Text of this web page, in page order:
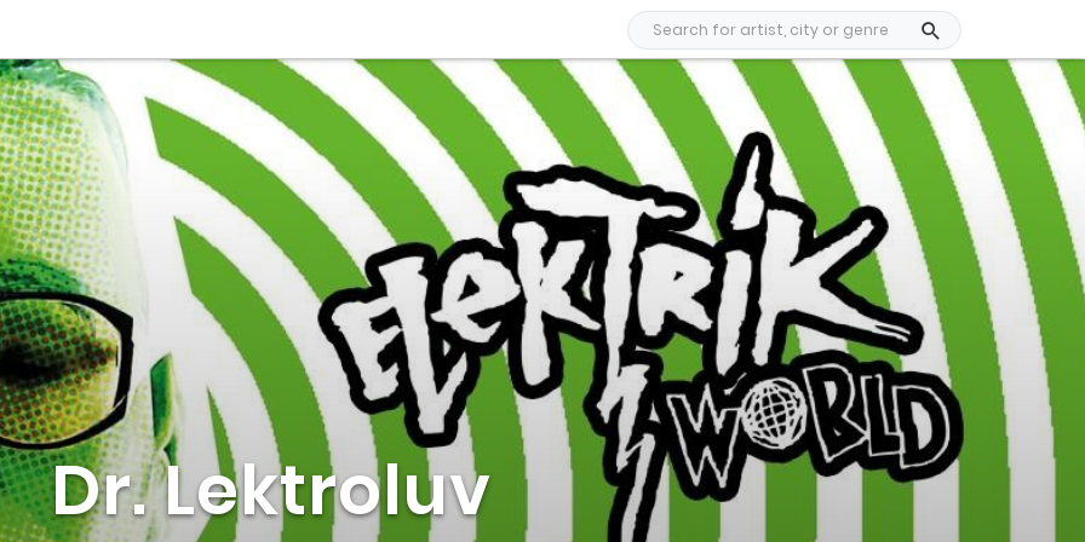
Dr. Lektroluv